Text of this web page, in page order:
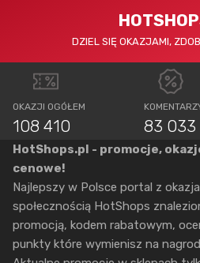
DZIEL SIĘ OKAZJAMI,
OKAZJI OGÓŁEM
108 410 83 033
HotShops.pl - promocje,
cenowe!
Najlepszy w Polsce portal z
społecznością HotShops
promocją, kodem rabatowym,
punkty które wymienisz na